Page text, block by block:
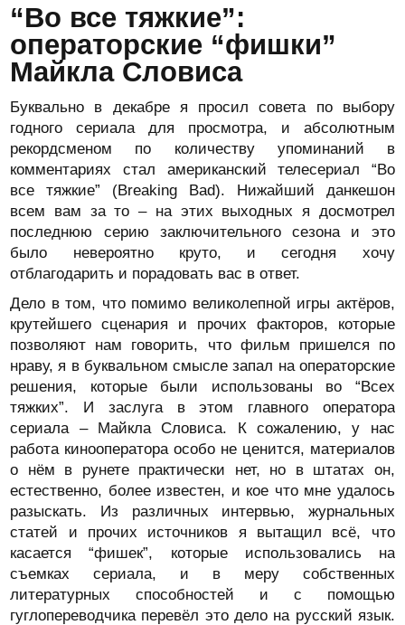
“Во все тяжкие”:
операторские “фишки”
Майкла Словиса
Буквально в декабре я просил совета по выбору
годного сериала для просмотра, и абсолютным
рекордсменом по количеству упоминаний в
комментариях стал американский телесериал “Во
все тяжкие” (Breaking Bad). Нижайший данкешон
всем вам за то – на этих выходных я досмотрел
последнюю серию заключительного сезона и это
было невероятно круто, и сегодня хочу
отблагодарить и порадовать вас в ответ.
Дело в том, что помимо великолепной игры актёров,
крутейшего сценария и прочих факторов, которые
позволяют нам говорить, что фильм пришелся по
нраву, я в буквальном смысле запал на операторские
решения, которые были использованы во “Всех
тяжких”. И заслуга в этом главного оператора
сериала – Майкла Словиса. К сожалению, у нас
работа кинооператора особо не ценится, материалов
о нём в рунете практически нет, но в штатах он,
естественно, более известен, и кое что мне удалось
разыскать. Из различных интервью, журнальных
статей и прочих источников я вытащил всё, что
касается “фишек”, которые использовались на
съемках сериала, и в меру собственных
литературных способностей и с помощью
гуглопереводчика перевёл это дело на русский язык.